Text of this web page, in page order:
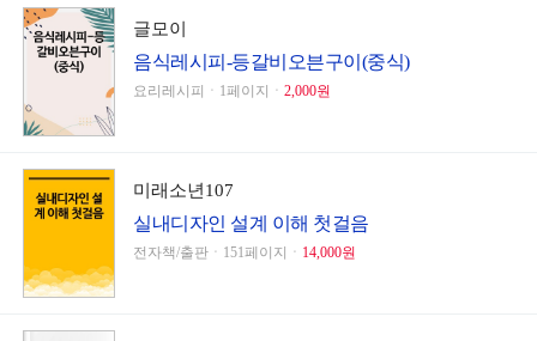
글모이
음식레시피-등갈비오븐구이(중식)
요리레시피ㆍ1페이지ㆍ 2,000원
미래소년107
실내디자인 설계 이해 첫걸음
전자책/출판ㆍ151페이지ㆍ 14,000원